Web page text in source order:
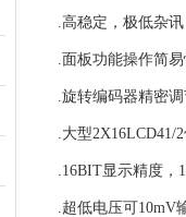
.高稳定，极低杂
.面板功能操作简
.旋转编码器精密
.大型
.16BIT显示精度
.超低电压可10mV